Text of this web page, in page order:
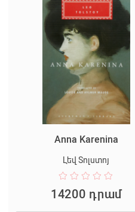
Anna Karenina
Լեվ Տոլստոյ
14200 դրամ